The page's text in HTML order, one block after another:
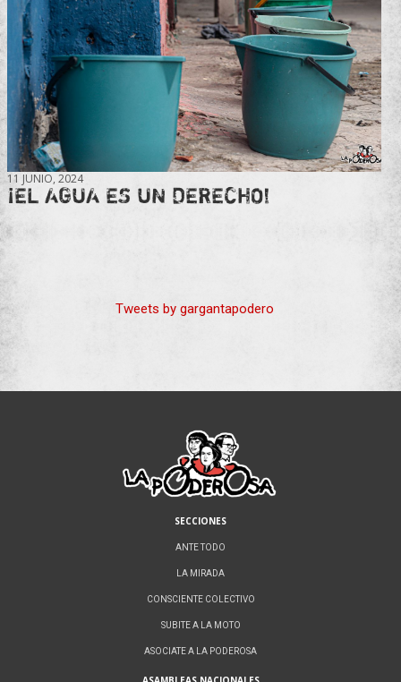
11 JUNIO, 2024
¡EL AGUA ES UN DERECHO!
Tweets by gargantapodero
SECCIONES
ANTE TODO
LA MIRADA
CONSCIENTE COLECTIVO
SUBITE A LA MOTO
ASOCIATE A LA PODEROSA